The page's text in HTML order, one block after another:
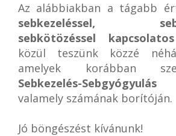
Az alábbiakban a tágabb
sebkezeléssel,
sebkötözéssel
közül teszünk közzé
amelyek korábban
Sebkezelés-Sebgyógyulás
valamely számának borítóján.
Jó böngészést kívánunk!